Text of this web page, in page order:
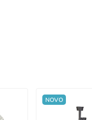
NOVO